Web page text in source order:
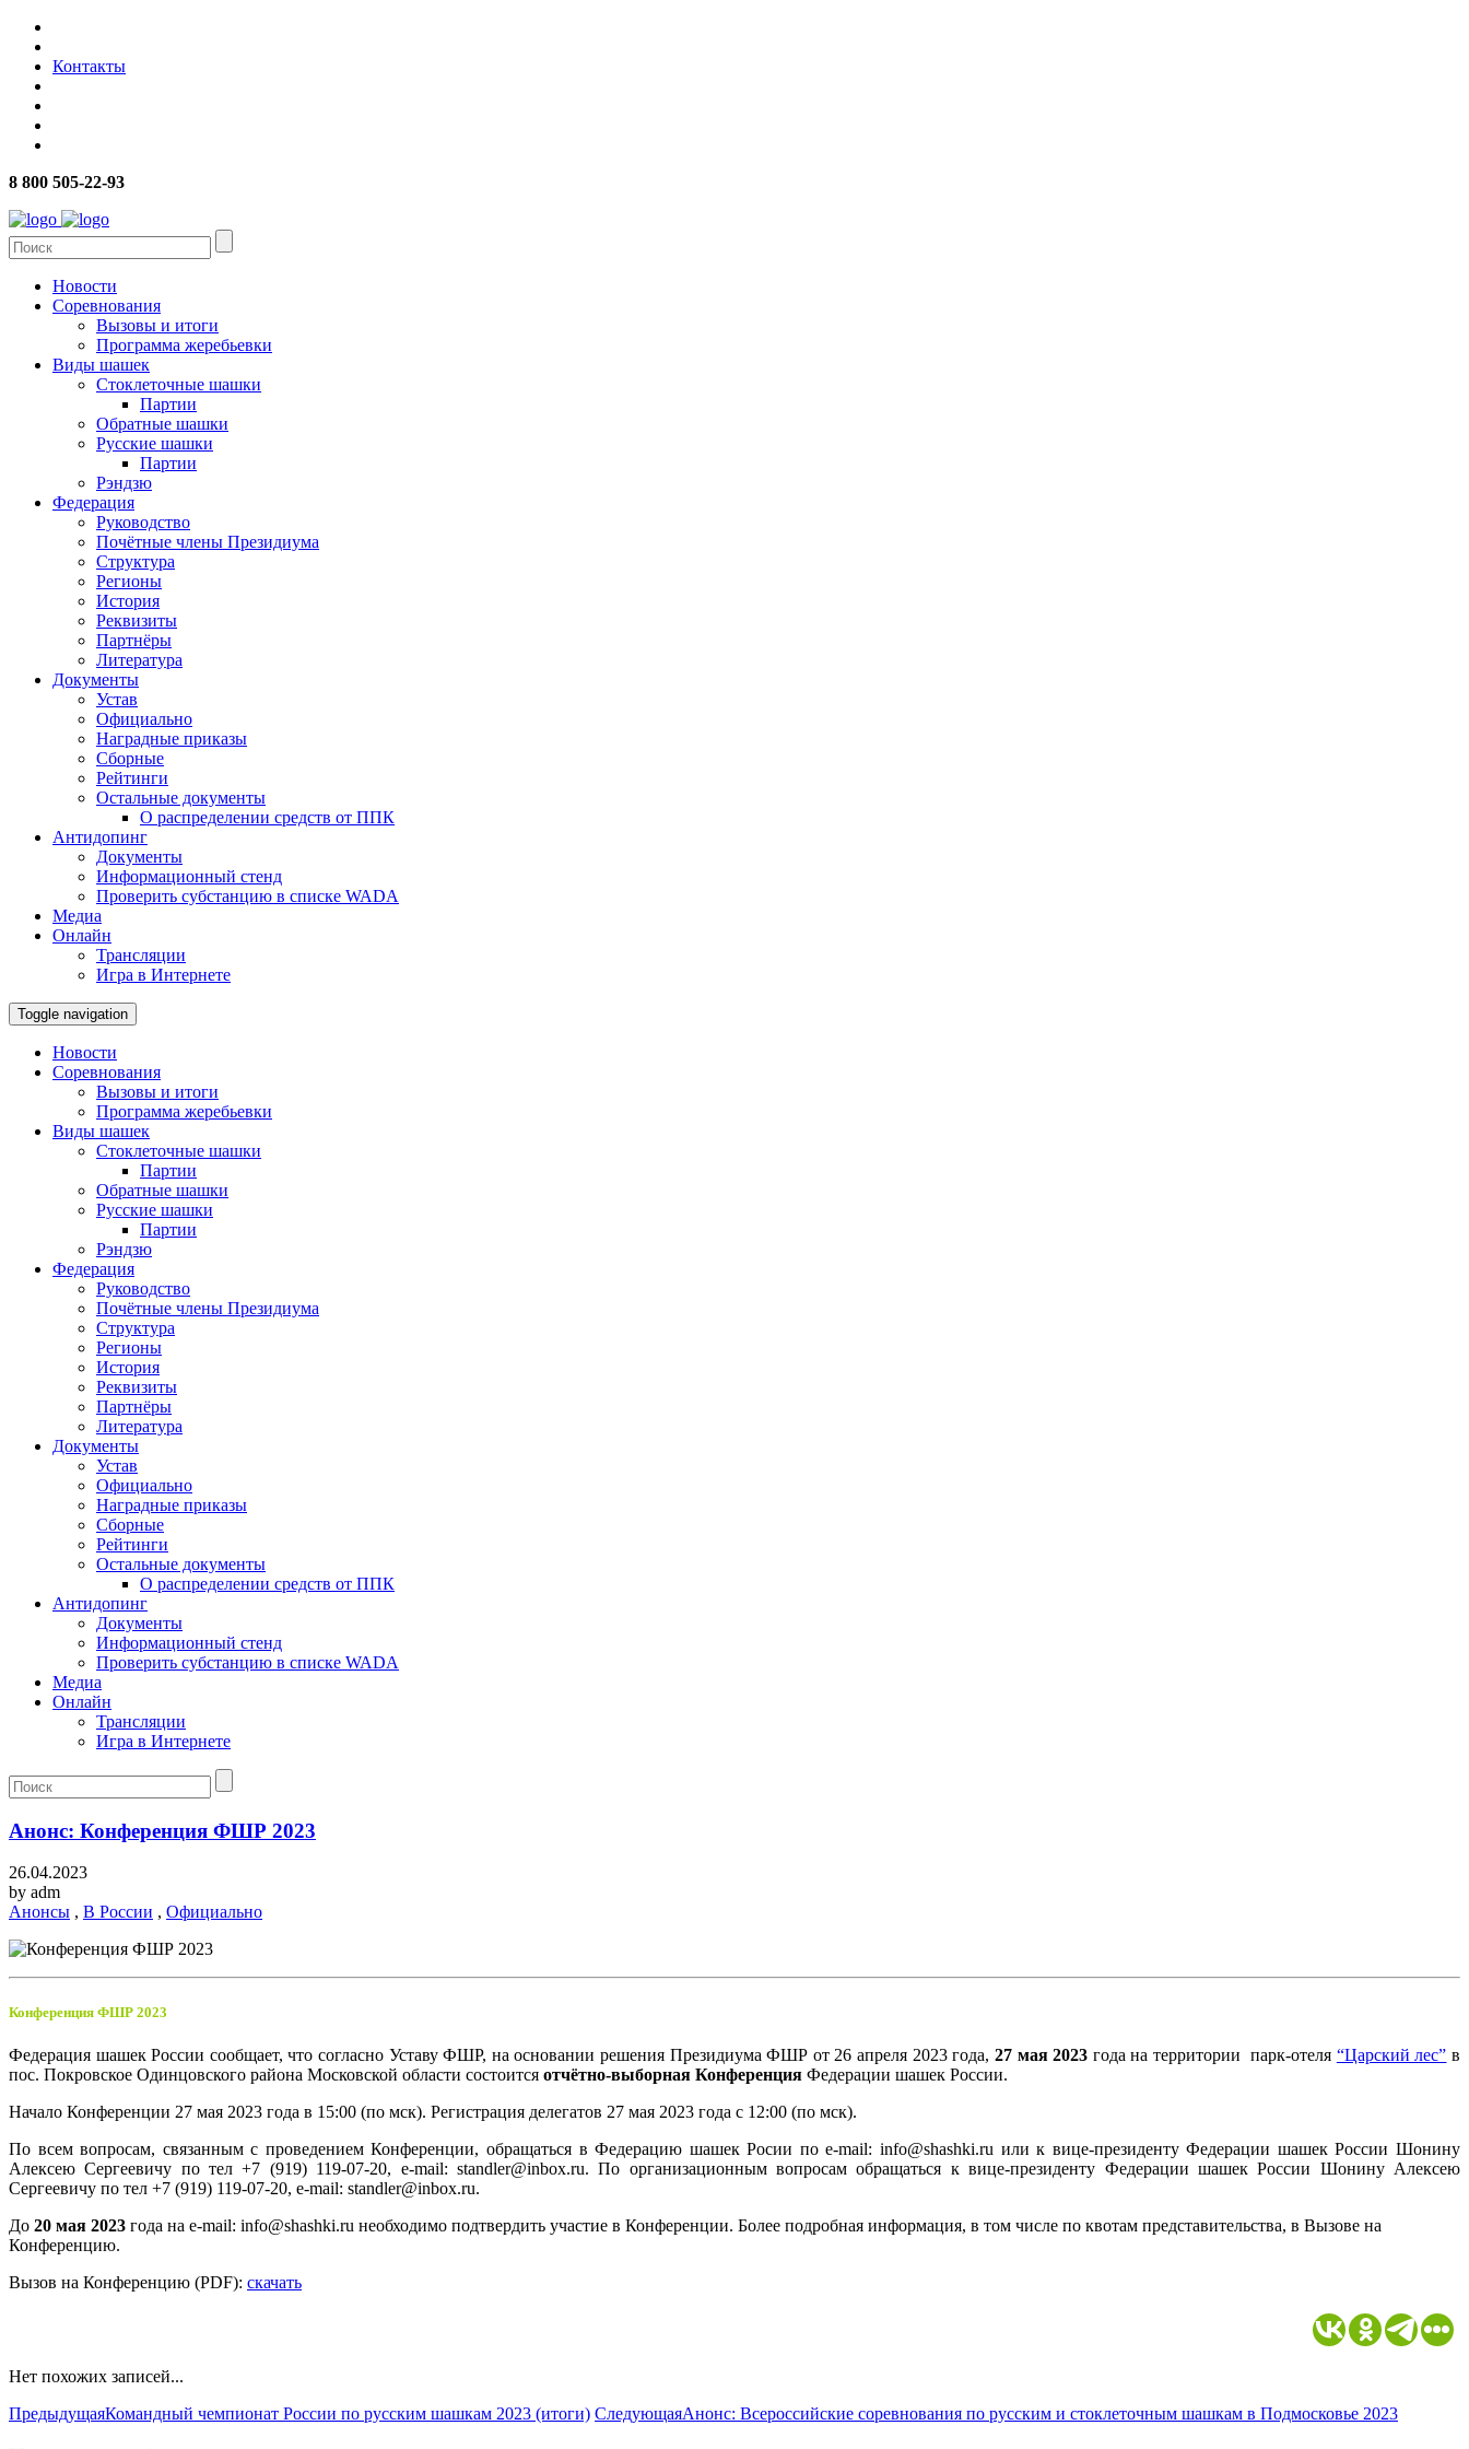
Контакты
8 800 505-22-93
Новости
Соревнования
Вызовы и итоги
Программа жеребьевки
Виды шашек
Стоклеточные шашки
Партии
Обратные шашки
Русские шашки
Партии
Рэндзю
Федерация
Руководство
Почётные члены Президиума
Структура
Регионы
История
Реквизиты
Партнёры
Литература
Документы
Устав
Официально
Наградные приказы
Сборные
Рейтинги
Остальные документы
О распределении средств от ППК
Антидопинг
Документы
Информационный стенд
Проверить субстанцию в списке WADA
Медиа
Онлайн
Трансляции
Игра в Интернете
Toggle navigation
Новости
Соревнования
Вызовы и итоги
Программа жеребьевки
Виды шашек
Стоклеточные шашки
Партии
Обратные шашки
Русские шашки
Партии
Рэндзю
Федерация
Руководство
Почётные члены Президиума
Структура
Регионы
История
Реквизиты
Партнёры
Литература
Документы
Устав
Официально
Наградные приказы
Сборные
Рейтинги
Остальные документы
О распределении средств от ППК
Антидопинг
Документы
Информационный стенд
Проверить субстанцию в списке WADA
Медиа
Онлайн
Трансляции
Игра в Интернете
Анонс: Конференция ФШР 2023
26.04.2023
by adm
Анонсы , В России , Официально
Конференция ФШР 2023
Федерация шашек России сообщает, что согласно Уставу ФШР, на основании решения Президиума ФШР от 26 апреля 2023 года, 27 мая 2023 года на территории парк-отеля “Царский лес” в
пос. Покровское Одинцовского района Московской области состоится отчётно-выборная Конференция Федерации шашек России.
Начало Конференции 27 мая 2023 года в 15:00 (по мск). Регистрация делегатов 27 мая 2023 года с 12:00 (по мск).
По всем вопросам, связанным с проведением Конференции, обращаться в Федерацию шашек Росии по e-mail: info@shashki.ru или к вице-президенту Федерации шашек России Шонину
Алексею Сергеевичу по тел +7 (919) 119-07-20, e-mail: standler@inbox.ru. По организационным вопросам обращаться к вице-президенту Федерации шашек России Шонину Алексею
Сергеевичу по тел +7 (919) 119-07-20, e-mail: standler@inbox.ru.
До 20 мая 2023 года на e-mail: info@shashki.ru необходимо подтвердить участие в Конференции. Более подробная информация, в том числе по квотам представительства, в Вызове на
Конференцию.
Вызов на Конференцию (PDF): скачать
Нет похожих записей...
ПредыдущаяКомандный чемпионат России по русским шашкам 2023 (итоги) СледующаяАнонс: Всероссийские соревнования по русским и стоклеточным шашкам в Подмосковье 2023